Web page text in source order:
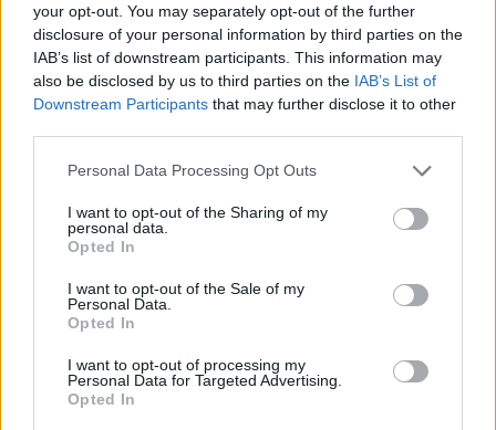
your opt-out. You may separately opt-out of the further
disclosure of your personal information by third parties on the
IAB’s list of downstream participants. This information may
also be disclosed by us to third parties on the IAB’s List of
Downstream Participants that may further disclose it to other
Please note that this website/app uses one or more Google
not limited to your visit or usage behaviour. You may click to
grant or deny consent to Google and its third-party tags to
use your data for below specified purposes in below Google
consent section.
Personal Data Processing Opt Outs
I want to opt-out of the Sharing of my
personal data.
Opted In
I want to opt-out of the Sale of my
Personal Data.
Opted In
I want to opt-out of processing my
Personal Data for Targeted Advertising.
Opted In
25/APR/26 11:09
Ο Ολυμπιακός περιμένει από την Τρίτη και έπειτα τη
Μονακό για τα playoffs της Ευρωλίγκας και το Eurohoops
γυρνάει...
τον Τζόρνταν σε πόντους
22/MAR/26 10:22
Τζόρνταν σε πόντους.
θεός, έσωσε στο τέλος τους
Ρόκετς από τους Πέλικανς